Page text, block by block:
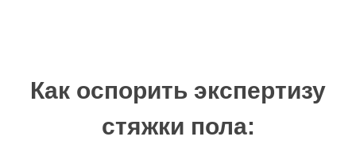
Как оспорить экспертизу
стяжки пола: